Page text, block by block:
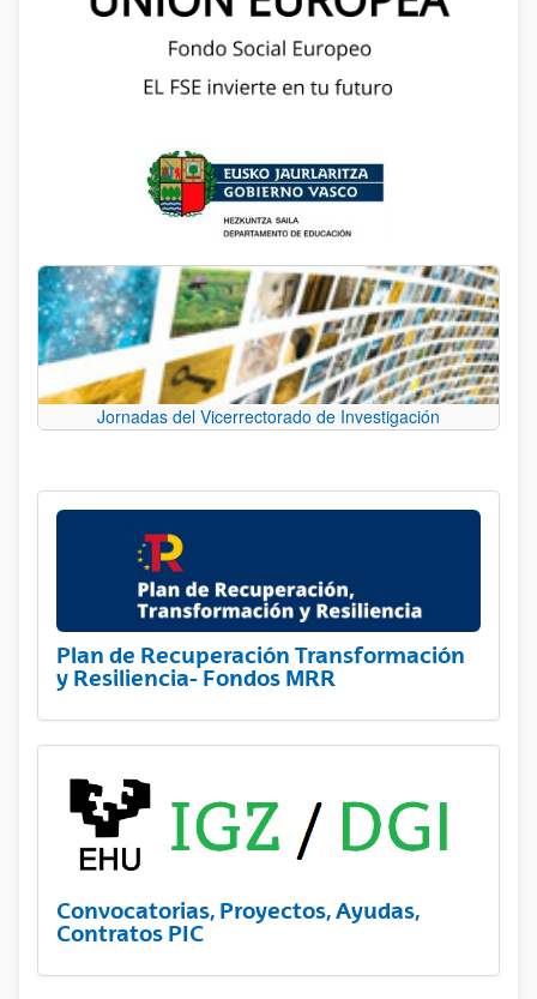
Jornadas del Vicerrectorado de Investigación
Plan de Recuperación Transformación
y Resiliencia- Fondos MRR
Convocatorias, Proyectos, Ayudas,
Contratos PIC